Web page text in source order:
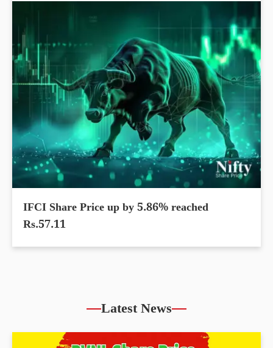
IFCI Share Price up by 5.86% reached
Rs.57.11
Latest News